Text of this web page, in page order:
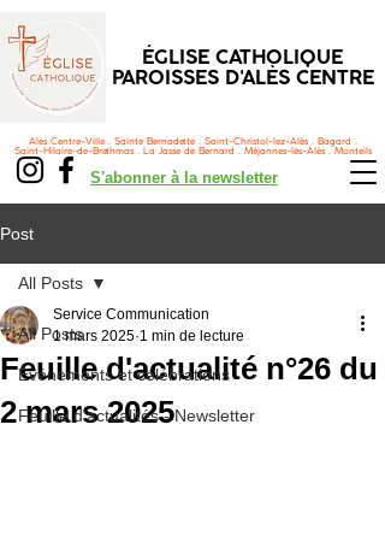
ÉGLISE CATHOLIQUE
PAROISSES D'ALÈS CENTRE
S'abonner à la newsletter
Alès Centre-Ville . Sainte Bernadette . Saint-Christol-lez-Alès . Bagard .
Saint-Hilaire-de-Brethmas . La Jasse de Bernard . Méjannes-lès-Alès . Monteils
Post
All Posts
Événements et célébrations
Feuille d'actualités - Newsletter
All Posts
Feuille d'actualité n°26 du
2 mars 2025
Service Communication
1 mars 2025 1 min de lecture